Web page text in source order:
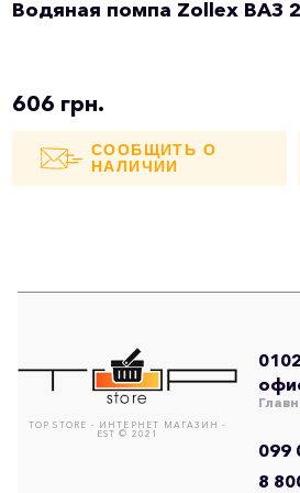
Водяная помпа Zollex ВАЗ
606 грн.
СООБЩИТЬ О
НАЛИЧИИ
TOP STORE - ИНТЕРНЕТ МАГАЗИН -
EST © 2021
099
8